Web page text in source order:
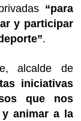
“para
y participar
.
alcalde de
iniciativas
que nos
animar a la